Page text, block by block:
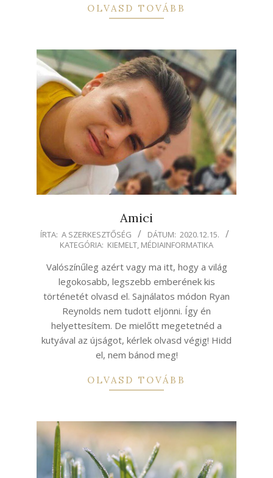
OLVASD TOVÁBB
Amici
2020-
15
ÍRTA: A SZERKESZTŐSÉG DÁTUM: 2020.12.15.
KATEGÓRIA: KIEMELT, MÉDIAINFORMATIKA
Valószínűleg azért vagy ma itt, hogy a világ
legokosabb, legszebb emberének kis
történetét olvasd el. Sajnálatos módon Ryan
Reynolds nem tudott eljönni. Így én
helyettesítem. De mielőtt megetetnéd a
kutyával az újságot, kérlek olvasd végig! Hidd
el, nem bánod meg!
OLVASD TOVÁBB